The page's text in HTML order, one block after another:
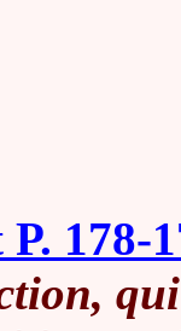
178-